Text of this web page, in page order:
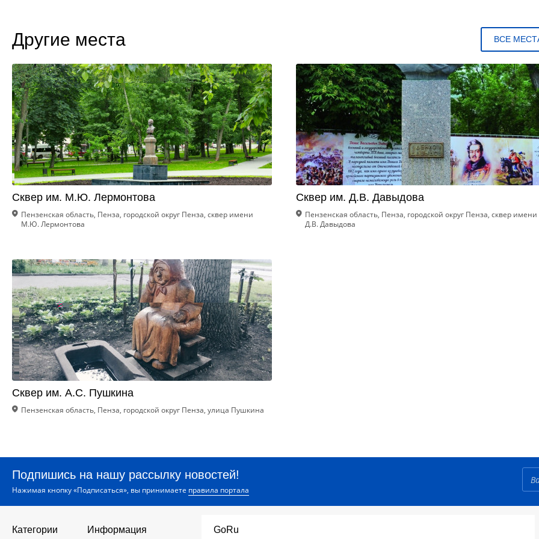
Другие места ВСЕ
Сквер им. М.Ю. Лермонтова
Пензенская область, Пенза, городской округ Пенза, сквер имени
М.Ю. Лермонтова
Сквер им. Д.В. Давыдова
Пензенская область, Пенза, городской округ Пенза, сквер имени
Д.В. Давыдова
Сквер им. А.С. Пушкина
Пензенская область, Пенза, городской округ Пенза, улица Пушкина
Подпишись на нашу рассылку новостей!
Нажимая кнопку «Подписаться», вы принимаете правила портала
Категории Информация GoRu